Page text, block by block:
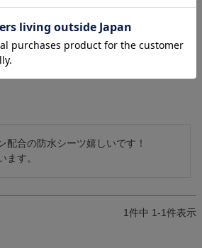
配合の防水シーツ嬉しいです！
ます。
1件中 1-1件表示